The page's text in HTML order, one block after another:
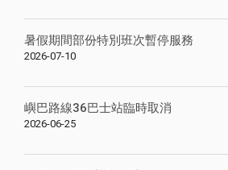
暑假期間部份特別班次暫停服務
2026-07-10
嶼巴路線36巴士站臨時取消
2026-06-25